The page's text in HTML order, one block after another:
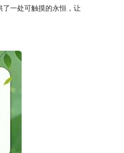
一处可触摸的永恒，让